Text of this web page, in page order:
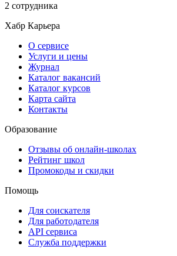
2 сотрудника
Хабр Карьера
О сервисе
Услуги и цены
Журнал
Каталог вакансий
Каталог курсов
Карта сайта
Контакты
Образование
Отзывы об онлайн-школах
Рейтинг школ
Промокоды и скидки
Помощь
Для соискателя
Для работодателя
API сервиса
Служба поддержки